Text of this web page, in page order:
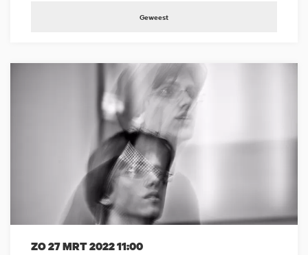
Geweest
ZO 27 MRT 202211:00